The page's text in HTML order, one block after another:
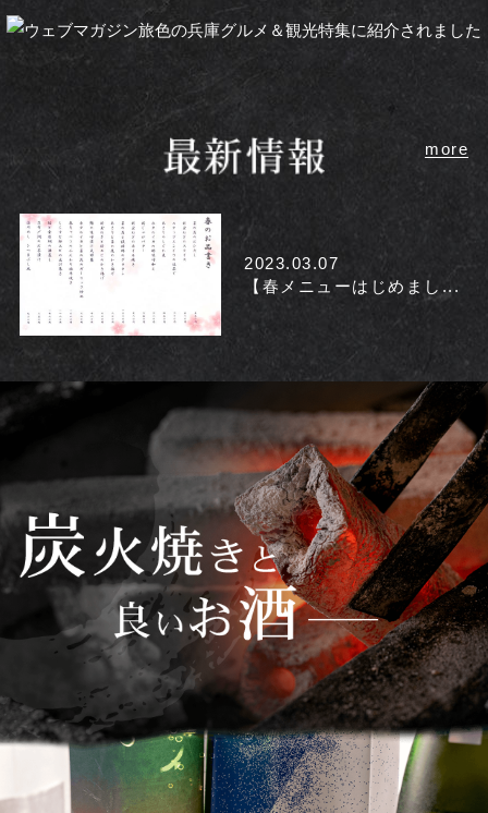
more
2023.03.07
【春メニューはじめまし...